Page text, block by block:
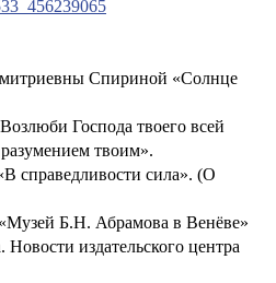
Спириной «Солнце
Господа твоего всей
твоим».
справедливости сила». (О
Б.Н. Абрамова в Венёве»
издательского центра